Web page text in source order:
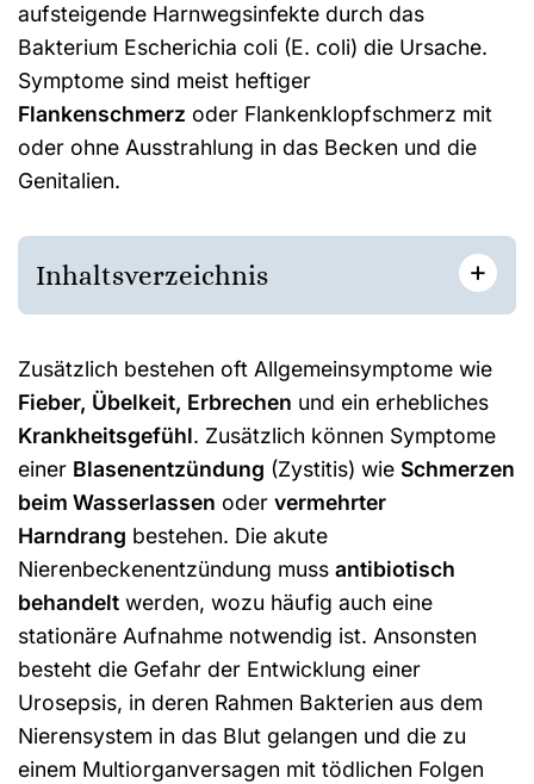
aufsteigende Harnwegsinfekte durch das
Bakterium Escherichia coli (E. coli) die Ursache.
Symptome sind meist heftiger
Flankenschmerz oder Flankenklopfschmerz mit
oder ohne Ausstrahlung in das Becken und die
Genitalien.
Inhaltsverzeichnis +
Zusätzlich bestehen oft Allgemeinsymptome wie
Fieber, Übelkeit, Erbrechen und ein erhebliches
Krankheitsgefühl. Zusätzlich können Symptome
einer Blasenentzündung (Zystitis) wie Schmerzen
beim Wasserlassen oder vermehrter
Harndrang bestehen. Die akute
Nierenbeckenentzündung muss antibiotisch
behandelt werden, wozu häufig auch eine
stationäre Aufnahme notwendig ist. Ansonsten
besteht die Gefahr der Entwicklung einer
Urosepsis, in deren Rahmen Bakterien aus dem
Nierensystem in das Blut gelangen und die zu
einem Multiorganversagen mit tödlichen Folgen